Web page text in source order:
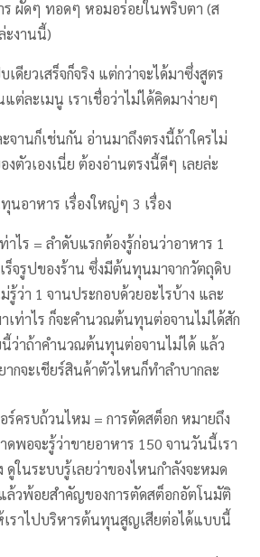
ผัดๆ ทอดๆ หอมอร่อยในพริบตา (ส
ะงานนี้)
ดียวเสร็จก็จริง แต่กว่าจะได้มาซึ่งสูตร
ต่ละเมนู เราเชื่อว่าไม่ได้คิดมาง่ายๆ
จานก็เช่นกัน อ่านมาถึงตรงนี้ถ้าใครไม่
ตัวเองเนี่ย ต้องอ่านตรงนี้ดีๆ เลยล่ะ
นอาหาร เรื่องใหญ่ๆ 3 เรื่อง
ไร = ลำดับแรกต้องรู้ก่อนว่าอาหาร 1
ร็จรูปของร้าน ซึ่งมีต้นทุนมาจากวัตถุดิบ
รู้ว่า 1 จานประกอบด้วยอะไรบ้าง และ
เท่าไร ก็จะคำนวณต้นทุนต่อจานไม่ได้สัก
ว่าถ้าคำนวณต้นทุนต่อจานไม่ได้ แล้ว
กจะเชียร์สินค้าตัวไหนก็ทำลำบากละ
ร์ครบถ้วนไหม = การตัดสต็อก หมายถึง
ดพอจะรู้ว่าขายอาหาร 150 จานวันนี้เรา
ดูในระบบรู้เลยว่าของไหนกำลังจะหมด
ล้วพ้อยสำคัญของการตัดสต็อกอัตโนมัติ
เราไปบริหารต้นทุนสูญเสียต่อได้แบบนี้